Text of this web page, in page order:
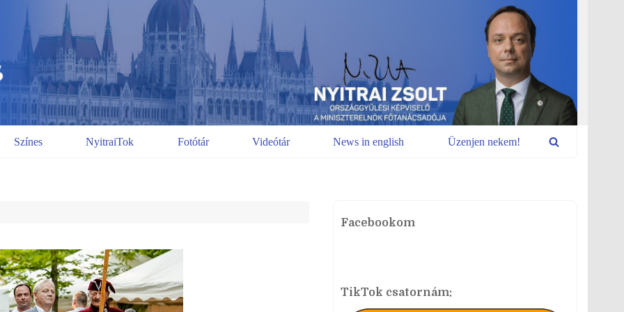
Színes NyitraiTok Fotótár Videótár News in english Üzenjen nekem!
Facebookom
TikTok csatornám: